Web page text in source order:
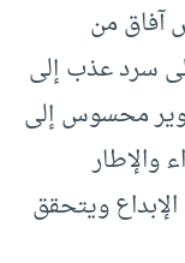
آفاق من
سرد عذب إلى
محسوس إلى
والإطار
ويتحقق